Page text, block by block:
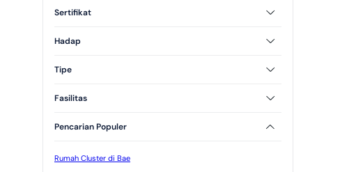
1 Lantai
Sertifikat
SHM
Hadap
Utara
Tipe
Tipe 70
Fasilitas
Kolam Renang Jogging Track
Pencarian Populer
Rumah Cluster di Bae